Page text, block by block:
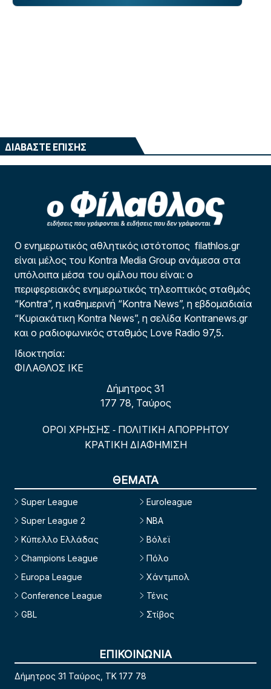
ΔΙΑΒΑΣΤΕ ΕΠΙΣΗΣ
Ο ενημερωτικός αθλητικός ιστότοπος filathlos.gr
είναι μέλος του Kontra Media Group ανάμεσα στα
υπόλοιπα μέσα του ομίλου που είναι: ο
περιφερειακός ενημερωτικός τηλεοπτικός σταθμός
“Kontra”, η καθημερινή “Kontra News”, η εβδομαδιαία
“Κυριακάτικη Kontra News”, η σελίδα Kontranews.gr
και ο ραδιοφωνικός σταθμός Love Radio 97,5.
Ιδιοκτησία:
ΦΙΛΑΘΛΟΣ ΙΚΕ
Δήμητρος 31
177 78, Ταύρος
ΟΡΟΙ ΧΡΗΣΗΣ - ΠΟΛΙΤΙΚΗ ΑΠΟΡΡΗΤΟΥ
ΚΡΑΤΙΚΗ ΔΙΑΦΗΜΙΣΗ
ΘΕΜΑΤΑ
Super League
Super League 2
Κύπελλο Ελλάδας
Champions League
Europa League
Conference League
GBL
Euroleague
NBA
Βόλεϊ
Πόλο
Χάντμπολ
Τένις
Στίβος
ΕΠΙΚΟΙΝΩΝΙΑ
Δήμητρος 31 Ταύρος, TK 177 78